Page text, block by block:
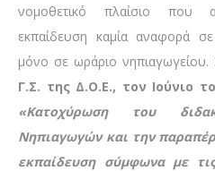
νομοθετικό πλαίσιο που
εκπαίδευση καμία αναφορά
μόνο σε ωράριο νηπιαγωγείου.
Γ.Σ. της Δ.Ο.Ε., τον Ιούνιο
«Κατοχύρωση του
Νηπιαγωγών και την
εκπαίδευση σύμφωνα με